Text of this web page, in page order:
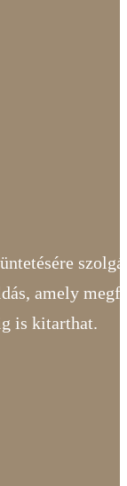
amely
is kitarthat.